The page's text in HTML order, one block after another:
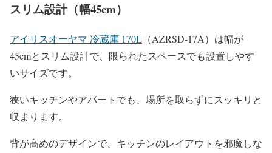
スリム設計（幅45cm）
アイリスオーヤマ 冷蔵庫 170L （AZRSD-17A）は幅が
45cmとスリム設計で、限られたスペースでも設置しやす
いサイズです。
狭いキッチンやアパートでも、場所を取らずにスッキリと
収まります。
背が高めのデザインで、キッチンのレイアウトを邪魔しな